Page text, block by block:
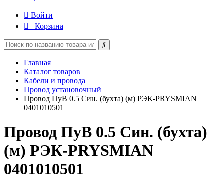
Войти
Корзина
Главная
Каталог товаров
Кабели и провода
Провод установочный
Провод ПуВ 0.5 Син. (бухта) (м) РЭК-PRYSMIAN
0401010501
Провод ПуВ 0.5 Син. (бухта)
(м) РЭК-PRYSMIAN
0401010501